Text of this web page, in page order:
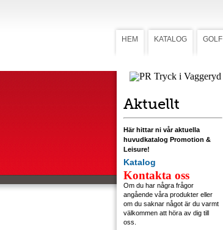
HEM KATALOG GOLF
Aktuellt
Här hittar ni vår aktuella
huvudkatalog Promotion &
Leisure!
Katalog
Kontakta oss
Om du har några frågor
angående våra produkter eller
om du saknar något är du varmt
välkommen att höra av dig till
oss.